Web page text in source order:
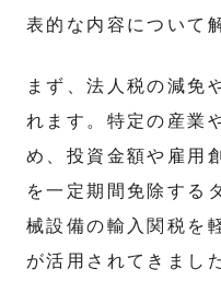
表的な内容について
まず、法人税の減免
れます。特定の産業
め、投資金額や雇用
を一定期間免除する
械設備の輸入関税を
が活用されてきまし